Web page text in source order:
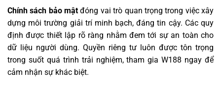
Chính sách bảo mật đóng vai trò quan trọng trong việc xây
dựng môi trường giải trí minh bạch, đáng tin cậy. Các quy
định được thiết lập rõ ràng nhằm đem tới sự an toàn cho
dữ liệu người dùng. Quyền riêng tư luôn được tôn trọng
trong suốt quá trình trải nghiệm, tham gia W188 ngay để
cảm nhận sự khác biệt.